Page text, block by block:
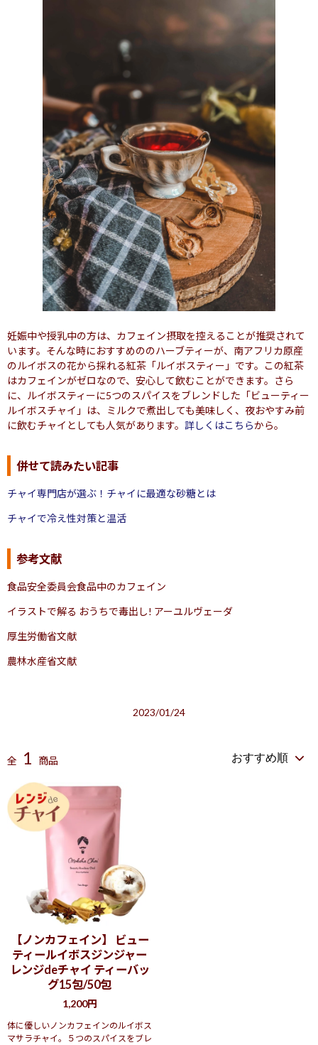
妊娠中や授乳中の方は、カフェイン摂取を控えることが推奨されて
います。そんな時におすすめののハーブティーが、南アフリカ原産
のルイボスの花から採れる紅茶「ルイボスティー」です。この紅茶
はカフェインがゼロなので、安心して飲むことができます。さら
に、ルイボスティーに5つのスパイスをブレンドした「ビューティー
ルイボスチャイ」は、ミルクで煮出しても美味しく、夜おやすみ前
に飲むチャイとしても人気があります。 詳しくはこちらから。
併せて読みたい記事
チャイ専門店が選ぶ！チャイに最適な砂糖とは
チャイで冷え性対策と温活
参考文献
食品安全委員会食品中のカフェイン
イラストで解る おうちで毒出し! アーユルヴェーダ
厚生労働省文献
農林水産省文献
2023/01/24
全 1 商品
【ノンカフェイン】 ビュー
ティールイボスジンジャー
レンジdeチャイ ティーバッ
グ15包/50包
1,200円
体に優しいノンカフェインのルイボス
マサラチャイ。５つのスパイスをブレ